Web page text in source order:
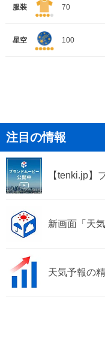
服装 70
星空 100
注目の情報
【tenki.jp】
新画面「天
天気予報の